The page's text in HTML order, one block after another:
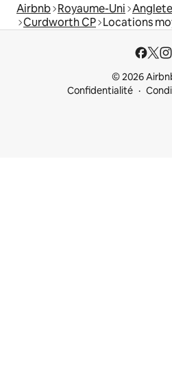
Airbnb Royaume-Uni
Curdworth CP Locations
© 2026
Confidentialité